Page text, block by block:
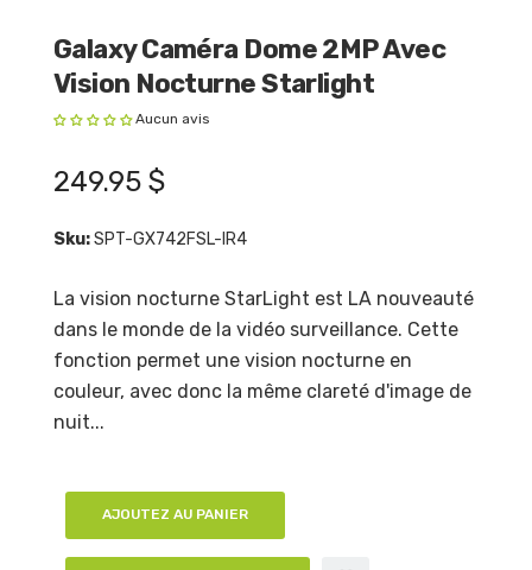
Galaxy Caméra Dome 2MP Avec
Vision Nocturne Starlight
Aucun avis
249.95 $
Sku:SPT-GX742FSL-IR4
La vision nocturne StarLight est LA nouveauté
dans le monde de la vidéo surveillance. Cette
fonction permet une vision nocturne en
couleur, avec donc la même clareté d'image de
nuit...
AJOUTEZ AU PANIER